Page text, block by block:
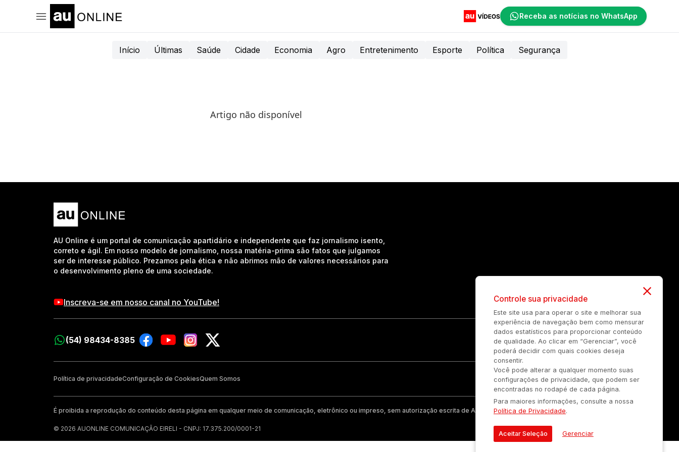
Receba as notícias no WhatsApp
Início Últimas Saúde Cidade Economia Agro Entretenimento Esporte Política Segurança
Artigo não disponível
AU Online é um portal de comunicação apartidário e independente que faz jornalismo isento,
correto e ágil. Em nosso modelo de jornalismo, nossa matéria-prima são fatos que julgamos
ser de interesse público. Prezamos pela ética e não abrimos mão de valores necessários para
o desenvolvimento pleno de uma sociedade.
Inscreva-se em nosso canal no YouTube!
(54) 98434-8385
Política de privacidadeConfiguração de CookiesQuem Somos
É proibida a reprodução do conteúdo desta página em qualquer meio de comunicação, eletrônico ou impreso, sem autorização escrita de Auonline Comunicação Eireli.
© 2026 AUONLINE COMUNICAÇÃO EIRELI - CNPJ: 17.375.200/0001-21
Controle sua privacidade
Este site usa para operar o site e melhorar sua
experiência de navegação bem como mensurar
dados estatísticos para proporcionar conteúdo
de qualidade. Ao clicar em “Gerenciar”, você
poderá decidir com quais cookies deseja
consentir.
Você pode alterar a qualquer momento suas
configurações de privacidade, que podem ser
encontradas no rodapé de cada página.
Para maiores informações, consulte a nossa
Política de Privacidade.
Aceitar Seleção Gerenciar